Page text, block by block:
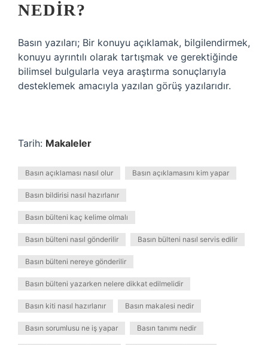
NEDIR?
Basın yazıları; Bir konuyu açıklamak, bilgilendirmek,
konuyu ayrıntılı olarak tartışmak ve gerektiğinde
bilimsel bulgularla veya araştırma sonuçlarıyla
desteklemek amacıyla yazılan görüş yazılarıdır.
Tarih: Makaleler
Basın açıklaması nasıl olur Basın açıklamasını kim yapar
Basın bildirisi nasıl hazırlanır
Basın bülteni kaç kelime olmalı
Basın bülteni nasıl gönderilir Basın bülteni nasıl servis edilir
Basın bülteni nereye gönderilir
Basın bülteni yazarken nelere dikkat edilmelidir
Basın kiti nasıl hazırlanır Basın makalesi nedir
Basın sorumlusu ne iş yapar Basın tanımı nedir